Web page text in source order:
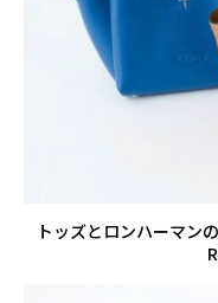
トッズとロンハーマン